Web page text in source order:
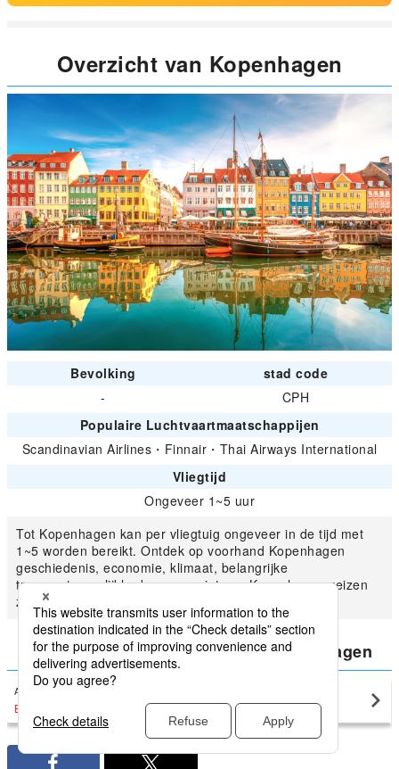
Overzicht van Kopenhagen
Bevolking
stad code
-
CPH
Populaire Luchtvaartmaatschappijen
Scandinavian Airlines ・ Finnair ・ Thai Airways International
Vliegtijd
Ongeveer 1~5 uur
Tot Kopenhagen kan per vliegtuig ongeveer in de tijd met
1~5 worden bereikt. Ontdek op voorhand Kopenhagen
geschiedenis, economie, klimaat, belangrijke
transportmogelijkheden en geniet van Kopenhagen-reizen
zinvol.
Vergelijk de laagste prijs voor Kopenhagen
Amsterdam Kopenhagen(CPH)
EUR174